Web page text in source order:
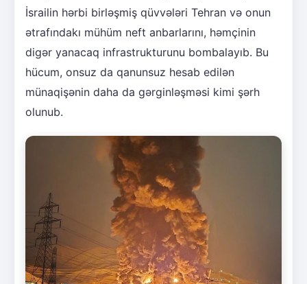
İsrailin hərbi birləşmiş qüvvələri Tehran və onun
ətrafındakı mühüm neft anbarlarını, həmçinin
digər yanacaq infrastrukturunu bombalayıb. Bu
hücum, onsuz da qanunsuz hesab edilən
münaqişənin daha da gərginləşməsi kimi şərh
olunub.